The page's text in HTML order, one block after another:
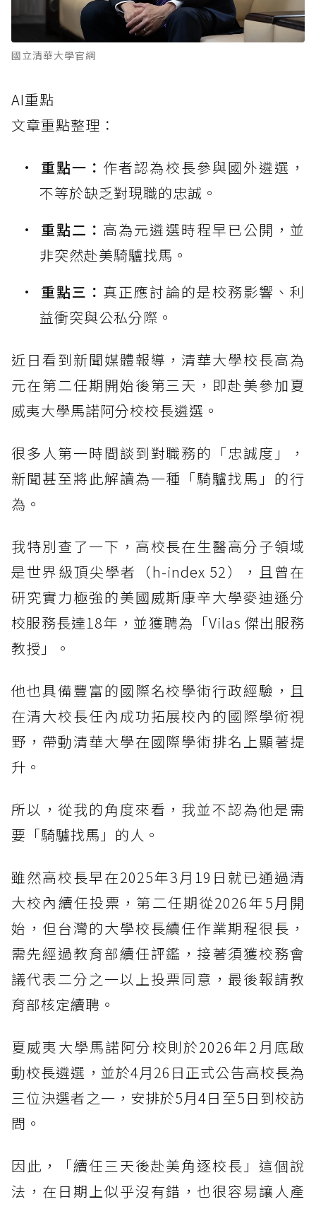
國立清華大學官網
AI重點
文章重點整理：
重點一： 作者認為校長參與國外遴選，
不等於缺乏對現職的忠誠。
重點二： 高為元遴選時程早已公開，並
非突然赴美騎驢找馬。
重點三： 真正應討論的是校務影響、利
益衝突與公私分際。
近日看到新聞媒體報導，清華大學校長高為
元在第二任期開始後第三天，即赴美參加夏
威夷大學馬諾阿分校校長遴選。
很多人第一時間談到對職務的「忠誠度」，
新聞甚至將此解讀為一種「騎驢找馬」的行
為。
我特別查了一下，高校長在生醫高分子領域
是世界級頂尖學者（h-index 52），且曾在
研究實力極強的美國威斯康辛大學麥迪遜分
校服務長達18年，並獲聘為「Vilas 傑出服務
教授」。
他也具備豐富的國際名校學術行政經驗，且
在清大校長任內成功拓展校內的國際學術視
野，帶動清華大學在國際學術排名上顯著提
升。
所以，從我的角度來看，我並不認為他是需
要「騎驢找馬」的人。
雖然高校長早在2025年3月19日就已通過清
大校內續任投票，第二任期從2026年5月開
始，但台灣的大學校長續任作業期程很長，
需先經過教育部續任評鑑，接著須獲校務會
議代表二分之一以上投票同意，最後報請教
育部核定續聘。
夏威夷大學馬諾阿分校則於2026年2月底啟
動校長遴選，並於4月26日正式公告高校長為
三位決選者之一，安排於5月4日至5日到校訪
問。
因此，「續任三天後赴美角逐校長」這個說
法，在日期上似乎沒有錯，也很容易讓人產